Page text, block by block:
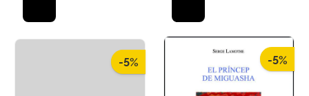
-5% -5%